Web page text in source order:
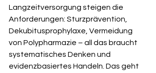
Langzeitversorgung steigen die
Anforderungen: Sturzprävention,
Dekubitusprophylaxe, Vermeidung
von Polypharmazie – all das braucht
systematisches Denken und
evidenzbasiertes Handeln. Das geht